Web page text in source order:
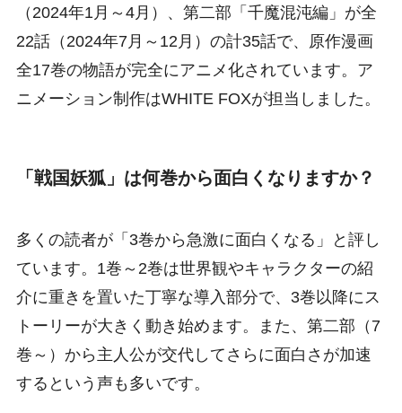
（2024年1月～4月）、第二部「千魔混沌編」が全
22話（2024年7月～12月）の計35話で、原作漫画
全17巻の物語が完全にアニメ化されています。ア
ニメーション制作はWHITE FOXが担当しました。
「戦国妖狐」は何巻から面白くなりますか？
多くの読者が「3巻から急激に面白くなる」と評し
ています。1巻～2巻は世界観やキャラクターの紹
介に重きを置いた丁寧な導入部分で、3巻以降にス
トーリーが大きく動き始めます。また、第二部（7
巻～）から主人公が交代してさらに面白さが加速
するという声も多いです。